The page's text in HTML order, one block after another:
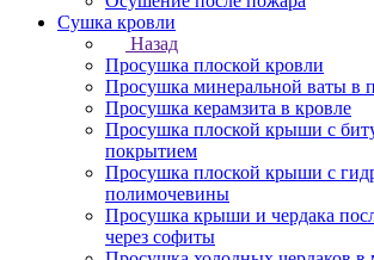
Сушка кровли
Назад
Просушка плоской кровли
Просушка минеральной ваты в
Просушка керамзита в кровле
Просушка плоской крыши с
покрытием
Просушка плоской крыши с
полимочевины
Просушка крыши и чердака
через софиты